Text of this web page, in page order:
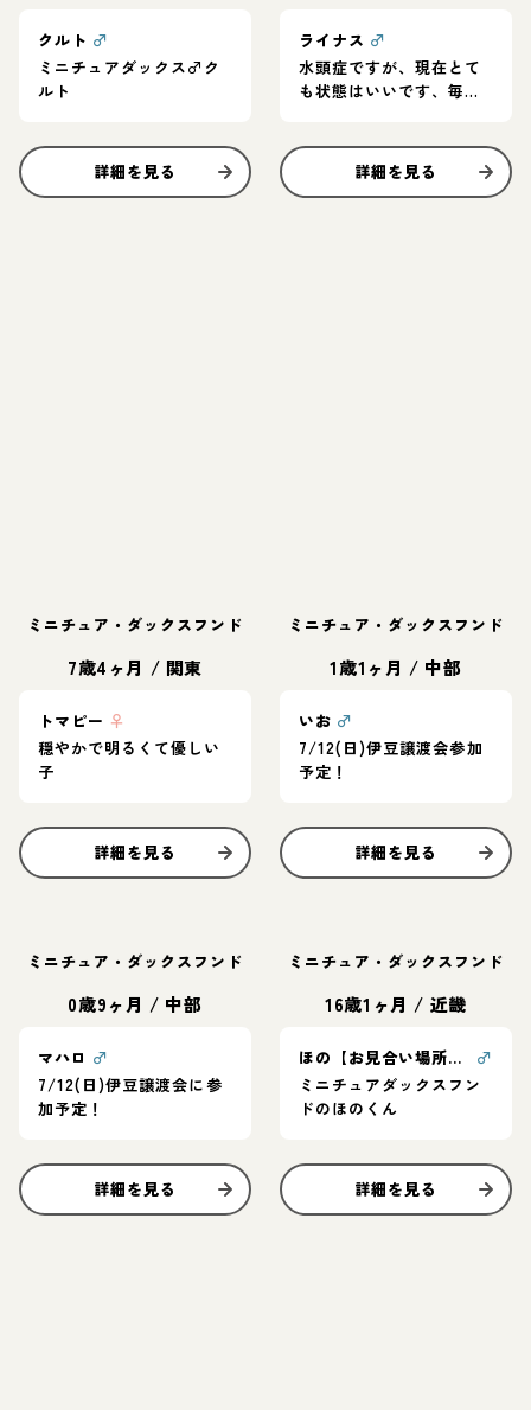
クルト ♂
ミニチュアダックス♂ク
ルト
詳細を見る
ライナス ♂
水頭症ですが、現在とて
も状態はいいです、毎日
詳細を見る
ミニチュア・ダックスフンド
7歳4ヶ月 / 関東
トマピー ♀
穏やかで明るくて優しい
子
詳細を見る
ミニチュア・ダックスフンド
1歳1ヶ月 / 中部
いお ♂
7/12(日)伊豆譲渡会参加
予定！
詳細を見る
ミニチュア・ダックスフンド
0歳9ヶ月 / 中部
マハロ ♂
7/12(日)伊豆譲渡会に参
加予定！
詳細を見る
ミニチュア・ダックスフンド
16歳1ヶ月 / 近畿
ほの【お見合い場所：大阪or東京】
♂
ミニチュアダックスフン
ドのほのくん
詳細を見る